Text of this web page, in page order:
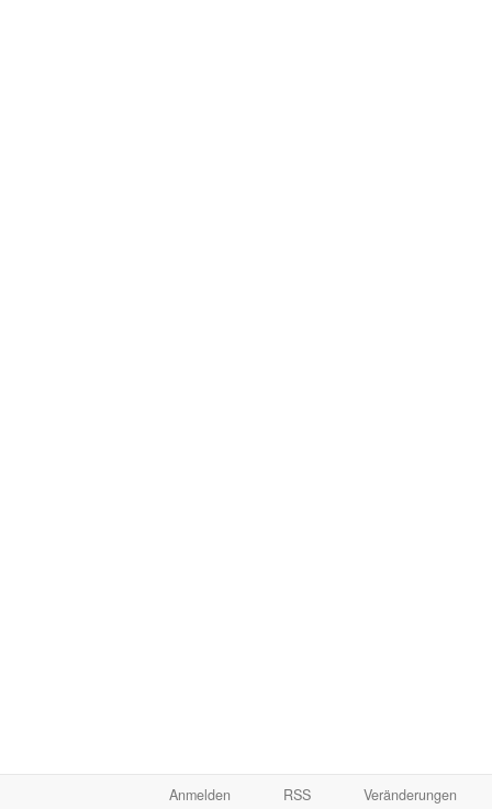
Anmelden RSS Veränderungen